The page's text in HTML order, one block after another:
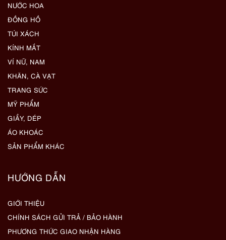
NƯỚC HOA
ĐỒNG HỒ
TÚI XÁCH
KÍNH MẮT
VÍ NỮ, NAM
KHĂN, CÀ VẠT
TRANG SỨC
MỸ PHẨM
GIẦY, DÉP
ÁO KHOÁC
SẢN PHẨM KHÁC
HƯỚNG DẪN
GIỚI THIỆU
CHÍNH SÁCH GỬI TRẢ / BẢO HÀNH
PHƯƠNG THỨC GIAO NHẬN HÀNG